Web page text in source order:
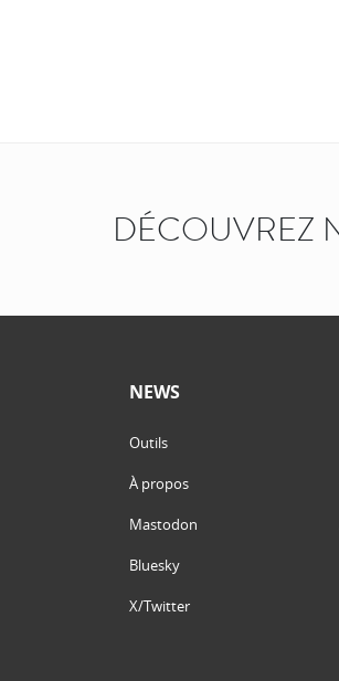
DÉCOUVREZ
NEWS
Outils
À propos
Mastodon
Bluesky
X/Twitter